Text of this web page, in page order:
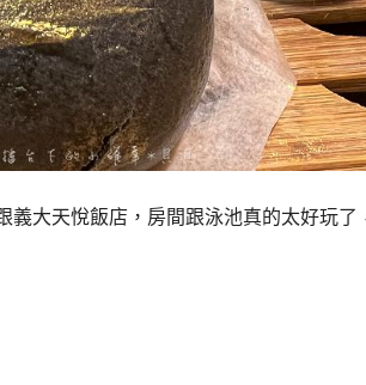
義大天悅飯店，房間跟泳池真的太好玩了